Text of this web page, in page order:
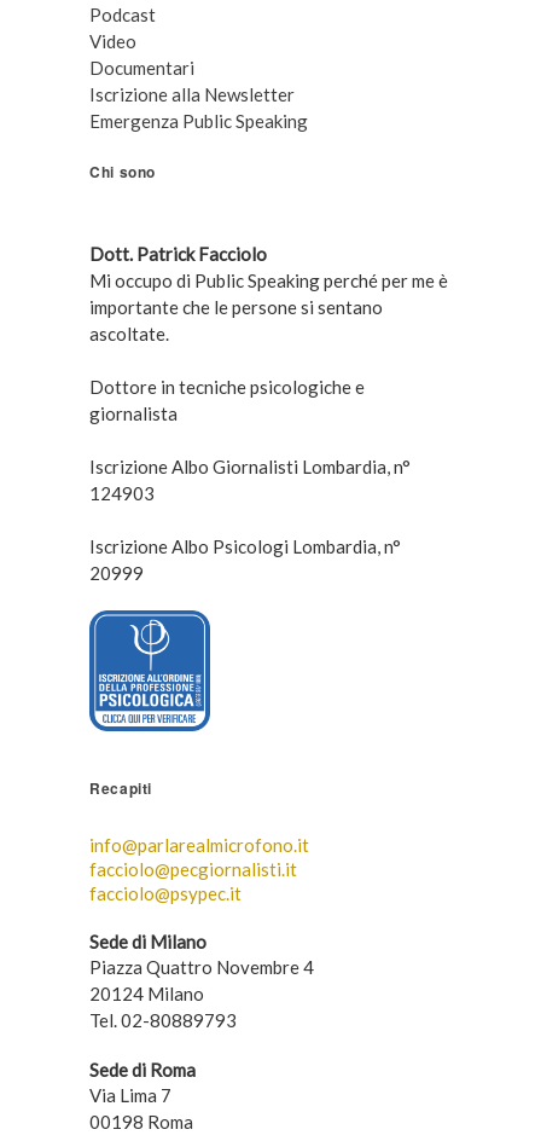
Podcast
Video
Documentari
Iscrizione alla Newsletter
Emergenza Public Speaking
Chi sono
Dott. Patrick Facciolo
Mi occupo di Public Speaking perché per me è
importante che le persone si sentano
ascoltate.
Dottore in tecniche psicologiche e
giornalista
Iscrizione Albo Giornalisti Lombardia, n°
124903
Iscrizione Albo Psicologi Lombardia, n°
20999
Recapiti
info@parlarealmicrofono.it
facciolo@pecgiornalisti.it
facciolo@psypec.it
Sede di Milano
Piazza Quattro Novembre 4
20124 Milano
Tel. 02-80889793
Sede di Roma
Via Lima 7
00198 Roma